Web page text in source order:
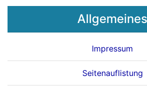
Allgemeines
Impressum
Seitenauflistung